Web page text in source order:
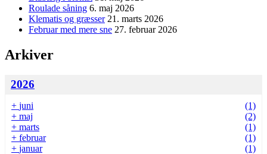
Roulade såning 6. maj 2026
Klematis og græsser 21. marts 2026
Februar med mere sne 27. februar 2026
Arkiver
2026
+ juni
(1)
+ maj
(2)
+ marts
(1)
+ februar
(1)
+ januar (1)